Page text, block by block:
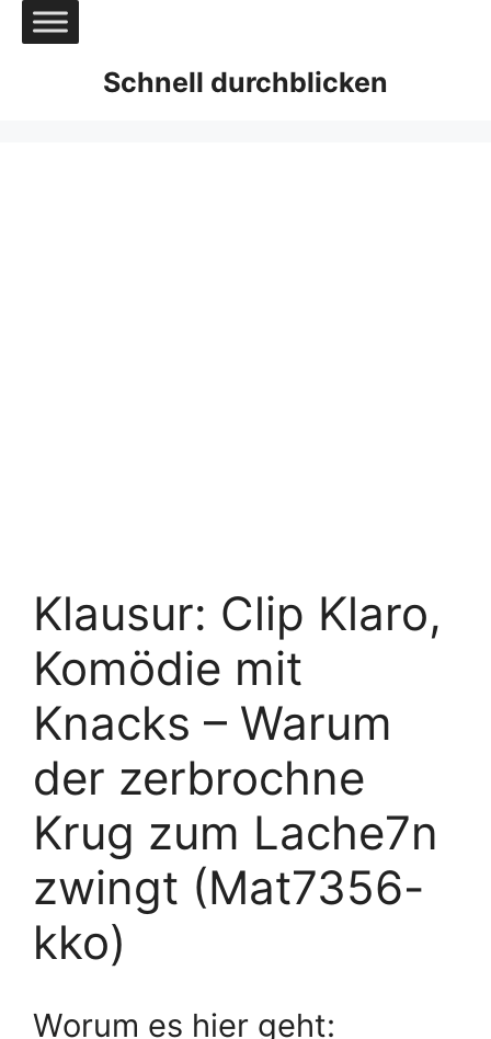
Zum
Inhalt
Schnell durchblicken
Klausur: Clip Klaro,
Komödie mit
Knacks – Warum
der zerbrochne
Krug zum Lache7n
zwingt (Mat7356-
kko)
Worum es hier geht: